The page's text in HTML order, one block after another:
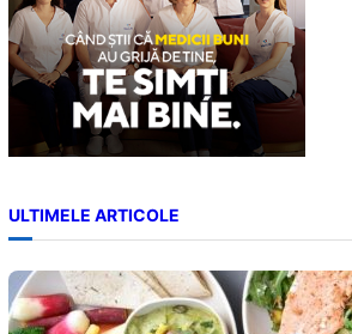
ULTIMELE ARTICOLE